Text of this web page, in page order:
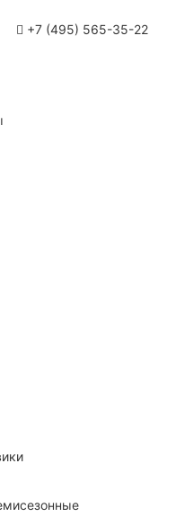
+7 (495) 565-35-22